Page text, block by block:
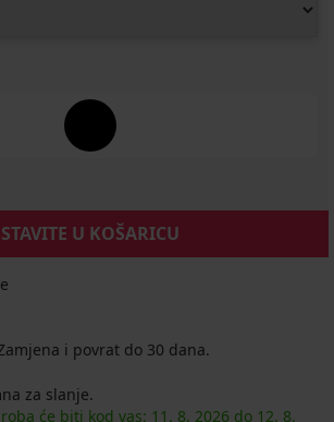
STAVITE U KOŠARICU
i povrat do 30 dana.
za slanje.
će biti kod vas: 11. 8. 2026 do 12. 8.